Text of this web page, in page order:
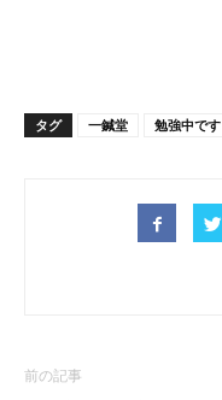
タグ 一鍼堂 勉強中です
前の記事